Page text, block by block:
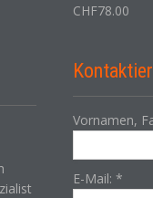
CHF78.00
Vornamen,
E-Mail: *